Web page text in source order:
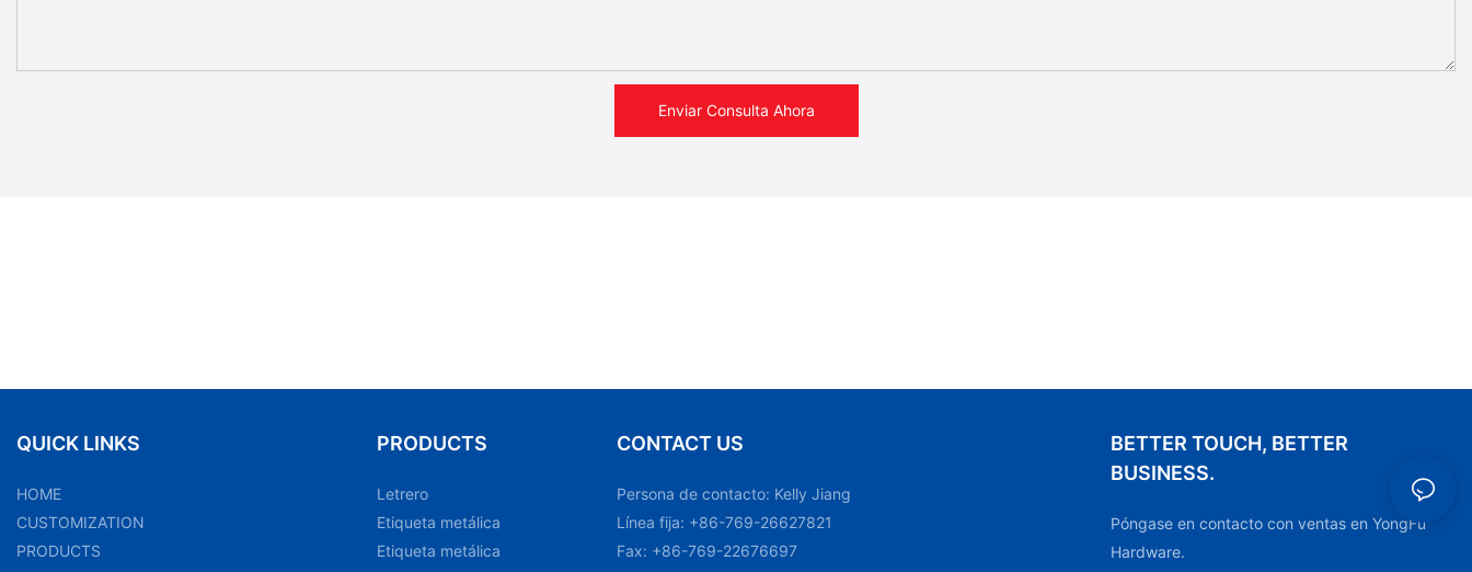
Enviar Consulta Ahora
QUICK LINKS
HOME
CUSTOMIZATION
PRODUCTS
PRODUCTS
Letrero
Etiqueta metálica
Etiqueta metálica
CONTACT US
Persona de contacto: Kelly Jiang
Línea fija: +86-769-26627821
Fax: +86-769-22676697
BETTER TOUCH, BETTER
BUSINESS.
Póngase en contacto con ventas en YongFu
Hardware.